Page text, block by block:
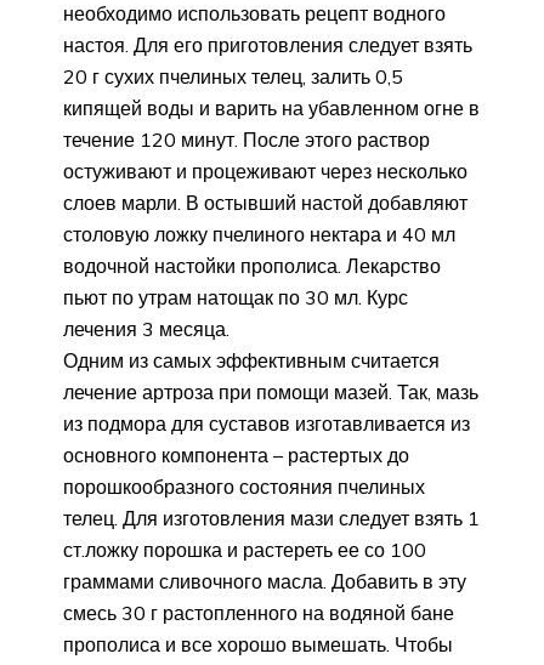
необходимо использовать рецепт водного
настоя. Для его приготовления следует взять
20 г сухих пчелиных телец, залить 0,5
кипящей воды и варить на убавленном огне в
течение 120 минут. После этого раствор
остуживают и процеживают через несколько
слоев марли. В остывший настой добавляют
столовую ложку пчелиного нектара и 40 мл
водочной настойки прополиса. Лекарство
пьют по утрам натощак по 30 мл. Курс
лечения 3 месяца.
Одним из самых эффективным считается
лечение артроза при помощи мазей. Так, мазь
из подмора для суставов изготавливается из
основного компонента – растертых до
порошкообразного состояния пчелиных
телец. Для изготовления мази следует взять 1
ст.ложку порошка и растереть ее со 100
граммами сливочного масла. Добавить в эту
смесь 30 г растопленного на водяной бане
прополиса и все хорошо вымешать. Чтобы